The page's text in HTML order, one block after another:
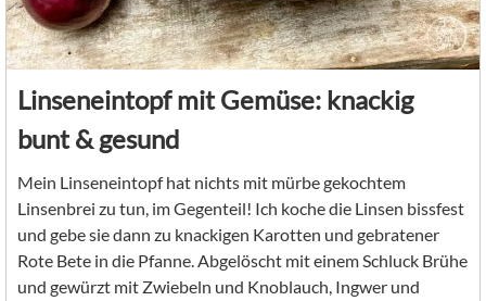
Linseneintopf mit Gemüse: knackig
bunt & gesund
Mein Linseneintopf hat nichts mit mürbe gekochtem
Linsenbrei zu tun, im Gegenteil! Ich koche die Linsen bissfest
und gebe sie dann zu knackigen Karotten und gebratener
Rote Bete in die Pfanne. Abgelöscht mit einem Schluck Brühe
und gewürzt mit Zwiebeln und Knoblauch, Ingwer und